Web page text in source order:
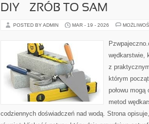
DIY – ZRÓB TO SAM
POSTED BY ADMIN MAR - 19 - 2026
wędkarstwie,
z
którym
połowu
metod
codziennych doświadczeń nad wodą. Strona